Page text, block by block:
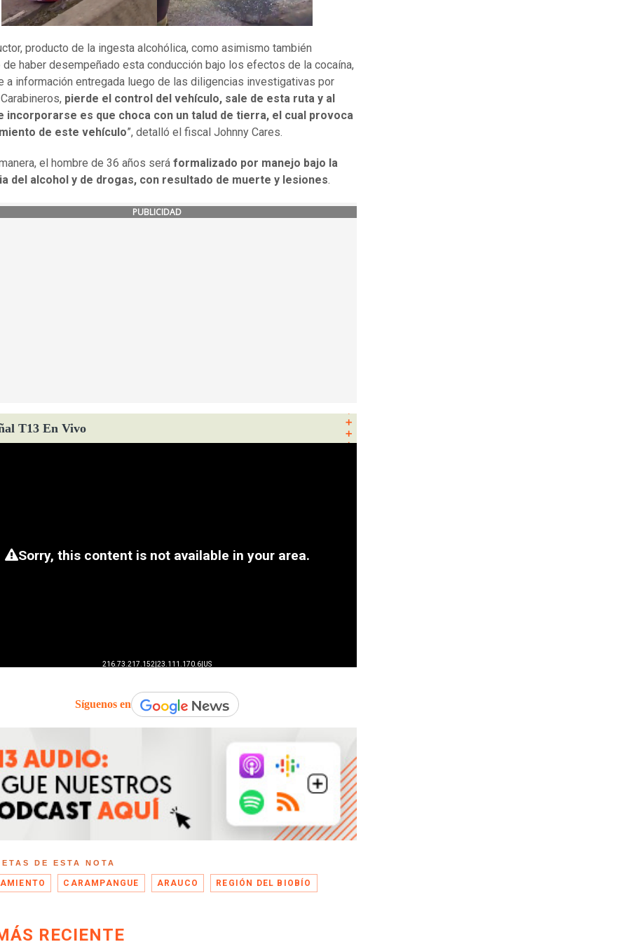
producto de la ingesta alcohólica, como asimismo también
de haber desempeñado esta conducción bajo los efectos de la cocaína,
a información entregada luego de las diligencias investigativas por
pierde el control del vehículo, sale de esta ruta y al
incorporarse es que choca con un talud de tierra, el cual provoca
de este vehículo”, detalló el fiscal Johnny Cares.
el hombre de 36 años será formalizado por manejo bajo la
del alcohol y de drogas, con resultado de muerte y lesiones.
PUBLICIDAD
T13 En Vivo
Síguenos en
DE ESTA NOTA
CARAMPANGUE ARAUCO REGIÓN DEL BIOBÍO
RECIENTE